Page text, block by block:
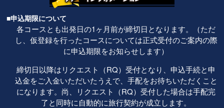
■申込期限について
各コースとも出発日の1ヶ月前が締切日となります。（ただ
し、仮登録を行ったコースについては正式受付のご案内の際
に申込期限をお知らせします）
締切日以降はリクエスト（RQ）受付となり、申込手続と申
込金をご入金いただいたうえで、手配をお待ちいただくこと
になります。尚、リクエスト（RQ）受付した場合は手配完
了と同時に自動的に旅行契約が成立します。